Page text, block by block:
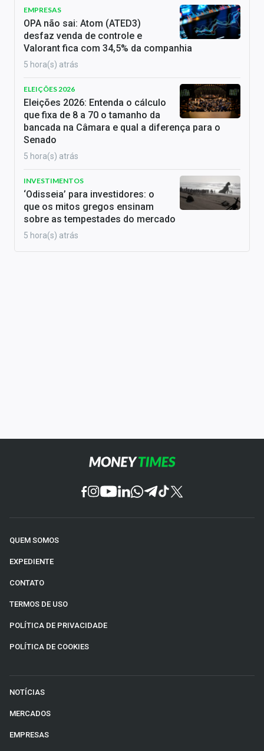
EMPRESAS
OPA não sai: Atom (ATED3)
desfaz venda de controle e
Valorant fica com 34,5% da companhia
5 hora(s) atrás
ELEIÇÕES 2026
Eleições 2026: Entenda o cálculo
que fixa de 8 a 70 o tamanho da
bancada na Câmara e qual a diferença para o
Senado
5 hora(s) atrás
INVESTIMENTOS
‘Odisseia’ para investidores: o
que os mitos gregos ensinam
sobre as tempestades do mercado
5 hora(s) atrás
QUEM SOMOS
EXPEDIENTE
CONTATO
TERMOS DE USO
POLÍTICA DE PRIVACIDADE
POLÍTICA DE COOKIES
NOTÍCIAS
MERCADOS
EMPRESAS